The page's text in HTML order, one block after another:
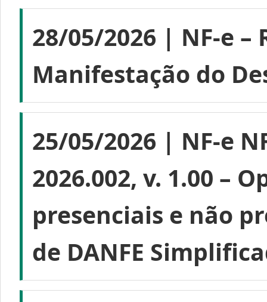
28/05/2026 | NF-e –
Manifestação do
25/05/2026 | NF-e
2026.002, v. 1.00 –
presenciais e não
de DANFE